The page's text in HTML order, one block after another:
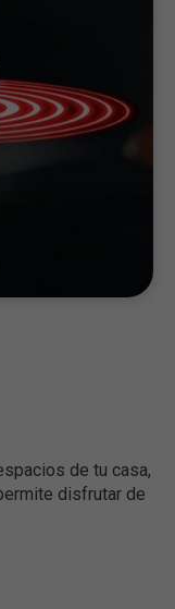
de tu casa,
disfrutar de